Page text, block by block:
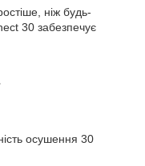
ніж будь-
30 забезпечує
осушення 30